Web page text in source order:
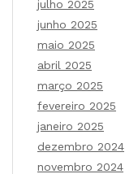
julho 2025
junho 2025
maio 2025
abril 2025
março 2025
fevereiro 2025
janeiro 2025
dezembro 2024
novembro 2024